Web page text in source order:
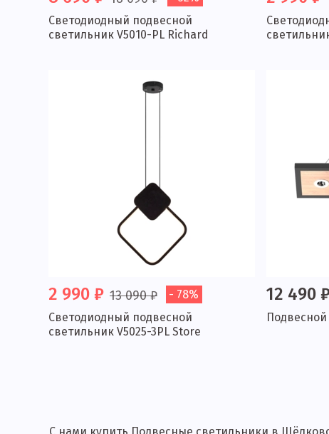
Светодиодный подвесной
светильник V5010-PL Richard
2 990 ₽ 13 090 ₽
- 78%
Светодиодный подвесной
светильник V5025-3PL Store
12 490